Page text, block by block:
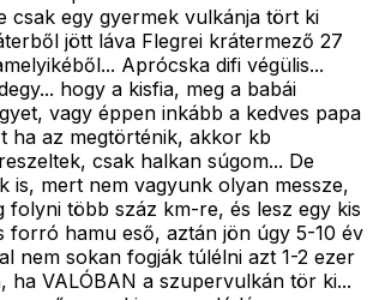
csak egy gyermek vulkánja tört ki
jött láva Flegrei krátermező 27
Aprócska difi végülis...
hogy a kisfia, meg a babái
vagy éppen inkább a kedves papa
ha az megtörténik, akkor kb
csak halkan súgom... De
is, mert nem vagyunk olyan messze,
folyni több száz km-re, és lesz egy kis
forró hamu eső, aztán jön úgy 5-10 év
nem sokan fogják túlélni azt 1-2 ezer
ha VALÓBAN a szupervulkán tör ki...